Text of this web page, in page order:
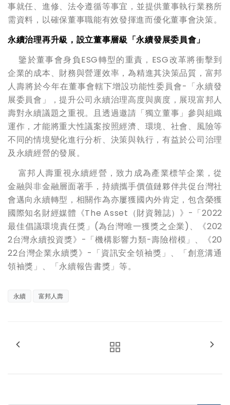
事就任、進修、法令遵循等事宜，並提供董事執行業務所
需資料，以確保董事職能有效發揮進而優化董事會決策。
永續治理再升級，設立董事層級「永續發展委員會」
鑒於董事會身負ESG轉型的重責，ESG改革將衝擊到
企業的成本、財務與營運效率，為精進其決策品質，富邦
人壽將於今年在董事會轄下增設功能性委員會-「永續發
展委員會」，提升公司永續治理高度與廣度，展現富邦人
壽對永續議題之重視。且透過邀請「獨立董事」參與組織
運作，才能將重大性議案按照經濟、環境、社會、風險等
不同的情境變化進行分析、決策與執行，有益於公司治理
及永續經營的發展。
富邦人壽重視永續經營，致力成為產業標竿企業，從
金融與非金融層面著手，持續攜手價值鏈夥伴共促台灣社
會邁向永續轉型，相關作為亦屢獲國內外肯定，包含榮獲
國際知名財經媒體《The Asset （財資雜誌）》 - 「2022
最佳倡議環境責任獎」 (為台灣唯一獲獎之企業) 、《202
2台灣永續投資獎》 - 「機構影響力類-壽險楷模」、《20
22台灣企業永續獎》 - 「資訊安全領袖獎」、「創意溝通
領袖獎」、「永續報告書獎」等。
永續 富邦人壽